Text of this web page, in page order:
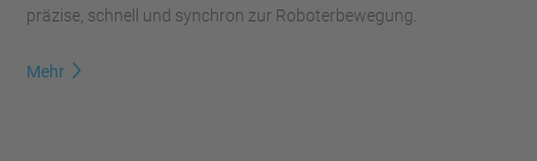
präzise, schnell und synchron zur Roboterbewegung.
Mehr